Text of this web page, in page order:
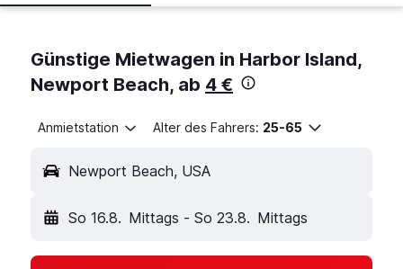
Günstige Mietwagen in Harbor Island,
Newport Beach, ab 4 €
Anmietstation Alter des Fahrers: 25-65
Newport Beach, USA
So 16.8. Mittags - So 23.8. Mittags